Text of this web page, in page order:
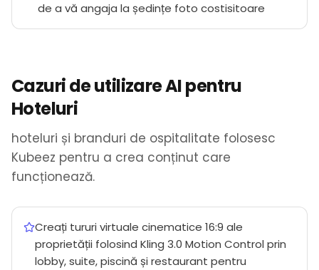
de a vă angaja la ședințe foto costisitoare
Cazuri de utilizare AI pentru
Hoteluri
hoteluri și branduri de ospitalitate folosesc
Kubeez pentru a crea conținut care
funcționează.
Creați tururi virtuale cinematice 16:9 ale
proprietății folosind Kling 3.0 Motion Control prin
lobby, suite, piscină și restaurant pentru